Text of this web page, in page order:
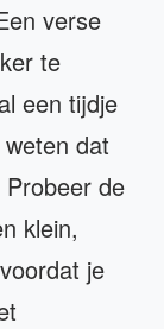
verse
te
een tijdje
dat
de
klein,
je